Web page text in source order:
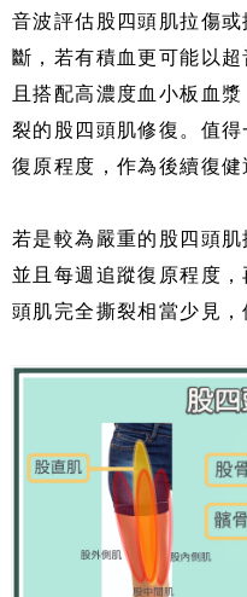
音波評估股四頭肌拉傷
斷，若有積血更可能以
且搭配高濃度血小板血
裂的股四頭肌修復。值
復原程度，作為後續復健
若是較為嚴重的股四頭
並且每週追蹤復原程度
頭肌完全撕裂相當少見，